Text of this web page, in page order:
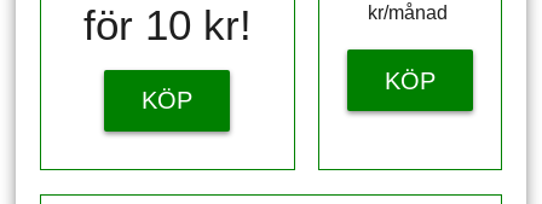
för 10 kr!
KÖP
kr/månad ​​​​​​
KÖP